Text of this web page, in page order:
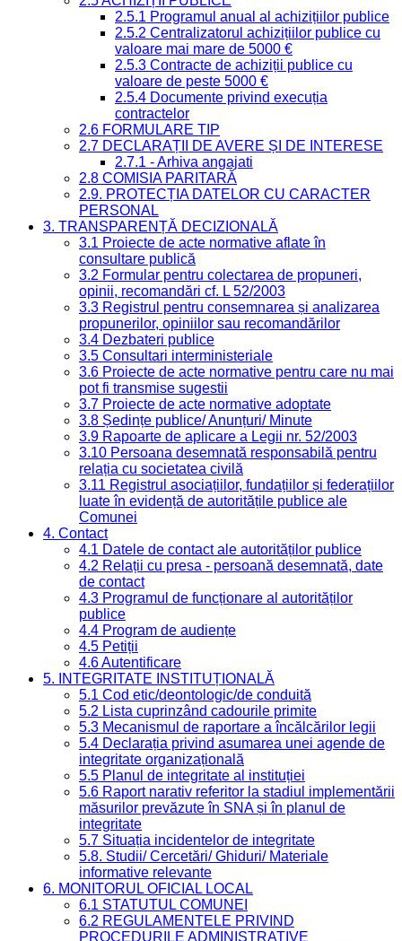
2.5.1 Programul anual al achizițiilor publice
2.5.2 Centralizatorul achizițiilor publice cu
valoare mai mare de 5000 €
2.5.3 Contracte de achiziții publice cu
valoare de peste 5000 €
2.5.4 Documente privind execuția
contractelor
2.6 FORMULARE TIP
2.7 DECLARAȚII DE AVERE ȘI DE INTERESE
2.7.1 - Arhiva angajati
2.8 COMISIA PARITARĂ
2.9. PROTECȚIA DATELOR CU CARACTER
PERSONAL
3. TRANSPARENȚĂ DECIZIONALĂ
3.1 Proiecte de acte normative aflate în
consultare publică
3.2 Formular pentru colectarea de propuneri,
opinii, recomandări cf. L 52/2003
3.3 Registrul pentru consemnarea și analizarea
propunerilor, opiniilor sau recomandărilor
3.4 Dezbateri publice
3.5 Consultari interministeriale
3.6 Proiecte de acte normative pentru care nu mai
pot fi transmise sugestii
3.7 Proiecte de acte normative adoptate
3.8 Ședințe publice/ Anunțuri/ Minute
3.9 Rapoarte de aplicare a Legii nr. 52/2003
3.10 Persoana desemnată responsabilă pentru
relația cu societatea civilă
3.11 Registrul asociațiilor, fundațiilor și federațiilor
luate în evidență de autoritățile publice ale
Comunei
4. Contact
4.1 Datele de contact ale autorităților publice
4.2 Relații cu presa - persoană desemnată, date
de contact
4.3 Programul de funcționare al autorităților
publice
4.4 Program de audiențe
4.5 Petiții
4.6 Autentificare
5. INTEGRITATE INSTITUȚIONALĂ
5.1 Cod etic/deontologic/de conduită
5.2 Lista cuprinzând cadourile primite
5.3 Mecanismul de raportare a încălcărilor legii
5.4 Declarația privind asumarea unei agende de
integritate organizațională
5.5 Planul de integritate al instituției
5.6 Raport narativ referitor la stadiul implementării
măsurilor prevăzute în SNA și în planul de
integritate
5.7 Situația incidentelor de integritate
5.8. Studii/ Cercetări/ Ghiduri/ Materiale
informative relevante
6. MONITORUL OFICIAL LOCAL
6.1 STATUTUL COMUNEI
6.2 REGULAMENTELE PRIVIND
PROCEDURILE ADMINISTRATIVE